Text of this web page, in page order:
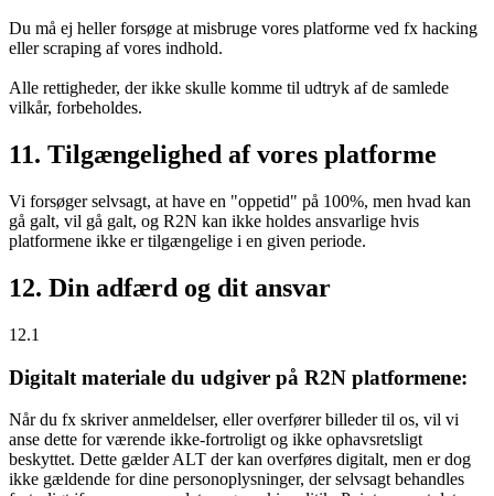
Du må ej heller forsøge at misbruge vores platforme ved fx hacking
eller scraping af vores indhold.
Alle rettigheder, der ikke skulle komme til udtryk af de samlede
vilkår, forbeholdes.
11. Tilgængelighed af vores platforme
Vi forsøger selvsagt, at have en "oppetid" på 100%, men hvad kan
gå galt, vil gå galt, og R2N kan ikke holdes ansvarlige hvis
platformene ikke er tilgængelige i en given periode.
12. Din adfærd og dit ansvar
12.1
Digitalt materiale du udgiver på R2N platformene:
Når du fx skriver anmeldelser, eller overfører billeder til os, vil vi
anse dette for værende ikke-fortroligt og ikke ophavsretsligt
beskyttet. Dette gælder ALT der kan overføres digitalt, men er dog
ikke gældende for dine personoplysninger, der selvsagt behandles